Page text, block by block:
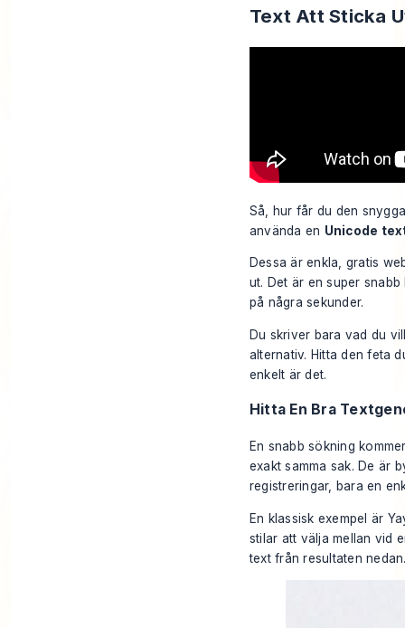
Text Att Sticka
Så, hur får du den
använda en Unicode
Dessa är enkla, gratis
ut. Det är en super
på några sekunder.
Du skriver bara vad du
alternativ. Hitta den feta
enkelt är det.
Hitta En Bra
En snabb sökning
exakt samma sak. De är
registreringar, bara en
En klassisk exempel är
stilar att välja mellan vid
text från resultaten